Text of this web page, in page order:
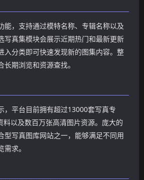
能，支持通过模特名称、专辑名称以及
写真集模块会展示近期热门和最新更新
入分类即可快速发现新的图集内容。整
期浏览和资源查找。
，平台目前拥有超过13000套写真专
以及数百万张高清图片资源。庞大的
型写真图库网站之一，能够满足不同用
求。